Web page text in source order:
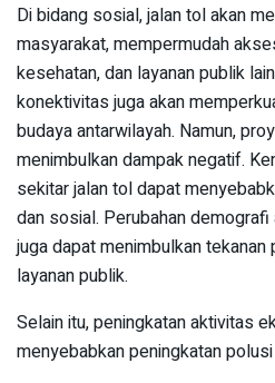
Di bidang sosial, jalan tol akan
masyarakat, mempermudah
kesehatan, dan layanan publik
konektivitas juga akan
budaya antarwilayah. Namun,
menimbulkan dampak negatif.
sekitar jalan tol dapat
dan sosial. Perubahan
juga dapat menimbulkan
layanan publik.
Selain itu, peningkatan aktivitas
menyebabkan peningkatan